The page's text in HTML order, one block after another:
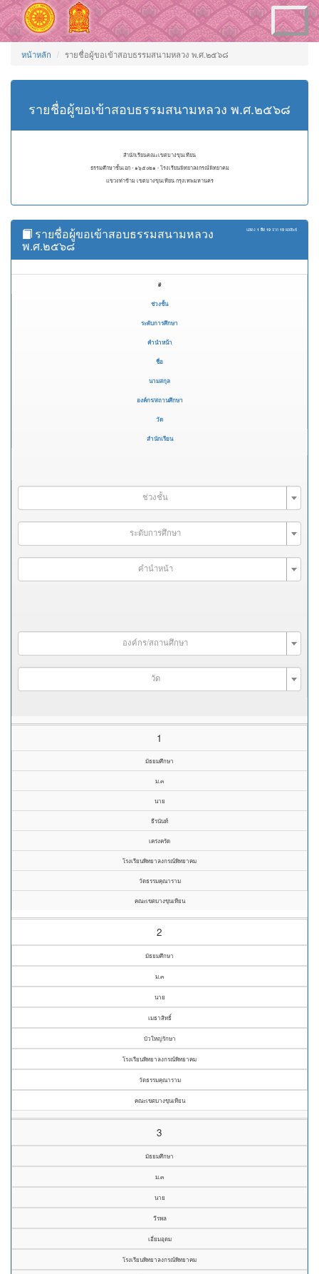
Toggle
navigation
หน้าหลัก รายชื่อผู้ขอเข้าสอบธรรมสนามหลวง พ.ศ.๒๕๖๘
รายชื่อผู้ขอเข้าสอบธรรมสนามหลวง พ.ศ.๒๕๖๘
สำนักเรียนคณะเขตบางขุนเทียน
ธรรมศึกษาชั้นเอก - ๑๖๕๐๒๑ - โรงเรียนพิทยาลงกรณ์พิทยาคม
แขวงท่าข้าม เขตบางขุนเทียน กรุงเทพมหานคร
แสดง 1 ถึง 19 จาก 19 ผลลัพธ์
รายชื่อผู้ขอเข้าสอบธรรมสนามหลวง
พ.ศ.๒๕๖๘
#
ช่วงชั้น
ระดับการศึกษา
คำนำหน้า
ชื่อ
นามสกุล
องค์กร/สถานศึกษา
วัด
สำนักเรียน
ช่วงชั้น
ระดับการศึกษา
คำนำหน้า
องค์กร/สถานศึกษา
วัด
1
มัธยมศึกษา
ม.๓
นาย
ธีรนันท์
เคร่งครัด
โรงเรียนพิทยาลงกรณ์พิทยาคม
วัดธรรมคุณาราม
คณะเขตบางขุนเทียน
2
มัธยมศึกษา
ม.๓
นาย
เมธาสิทธิ์
บัวใหญ่รักษา
โรงเรียนพิทยาลงกรณ์พิทยาคม
วัดธรรมคุณาราม
คณะเขตบางขุนเทียน
3
มัธยมศึกษา
ม.๓
นาย
วีรพล
เอี่ยมอุดม
โรงเรียนพิทยาลงกรณ์พิทยาคม